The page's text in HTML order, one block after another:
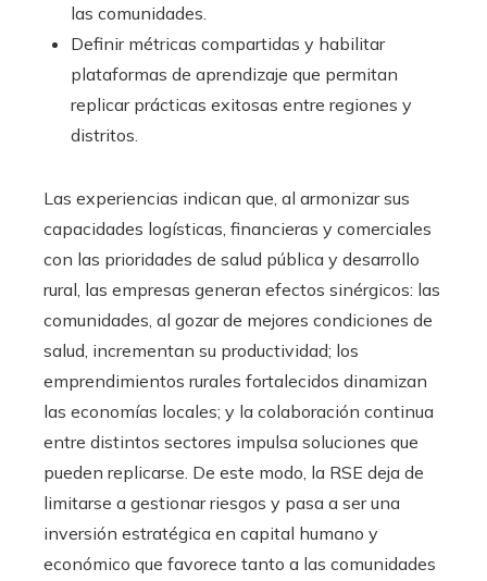
las comunidades.
Definir métricas compartidas y habilitar
plataformas de aprendizaje que permitan
replicar prácticas exitosas entre regiones y
distritos.
Las experiencias indican que, al armonizar sus
capacidades logísticas, financieras y comerciales
con las prioridades de salud pública y desarrollo
rural, las empresas generan efectos sinérgicos: las
comunidades, al gozar de mejores condiciones de
salud, incrementan su productividad; los
emprendimientos rurales fortalecidos dinamizan
las economías locales; y la colaboración continua
entre distintos sectores impulsa soluciones que
pueden replicarse. De este modo, la RSE deja de
limitarse a gestionar riesgos y pasa a ser una
inversión estratégica en capital humano y
económico que favorece tanto a las comunidades